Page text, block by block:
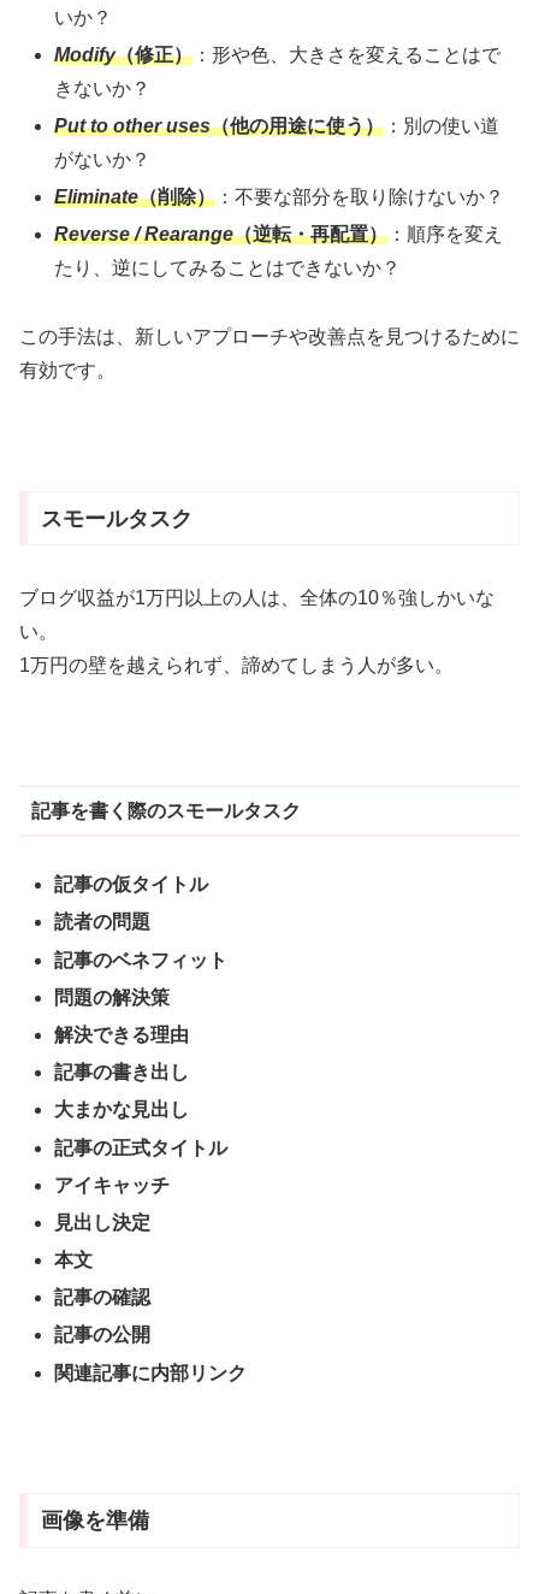
いか？
Modify（修正） ：形や色、大きさを変えることはで
きないか？
Put to other uses（他の用途に使う） ：別の使い道
がないか？
Eliminate（削除） ：不要な部分を取り除けないか？
Reverse / Rearange（逆転・再配置） ：順序を変え
たり、逆にしてみることはできないか？
この手法は、新しいアプローチや改善点を見つけるために
有効です。
スモールタスク
ブログ収益が1万円以上の人は、全体の10％強しかいな
い。
1万円の壁を越えられず、諦めてしまう人が多い。
記事を書く際のスモールタスク
記事の仮タイトル
読者の問題
記事のベネフィット
問題の解決策
解決できる理由
記事の書き出し
大まかな見出し
記事の正式タイトル
アイキャッチ
見出し決定
本文
記事の確認
記事の公開
関連記事に内部リンク
画像を準備